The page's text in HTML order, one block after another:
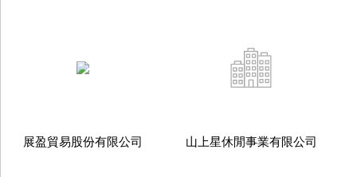
展盈貿易股份有限公司 山上星休閒事業有限公司